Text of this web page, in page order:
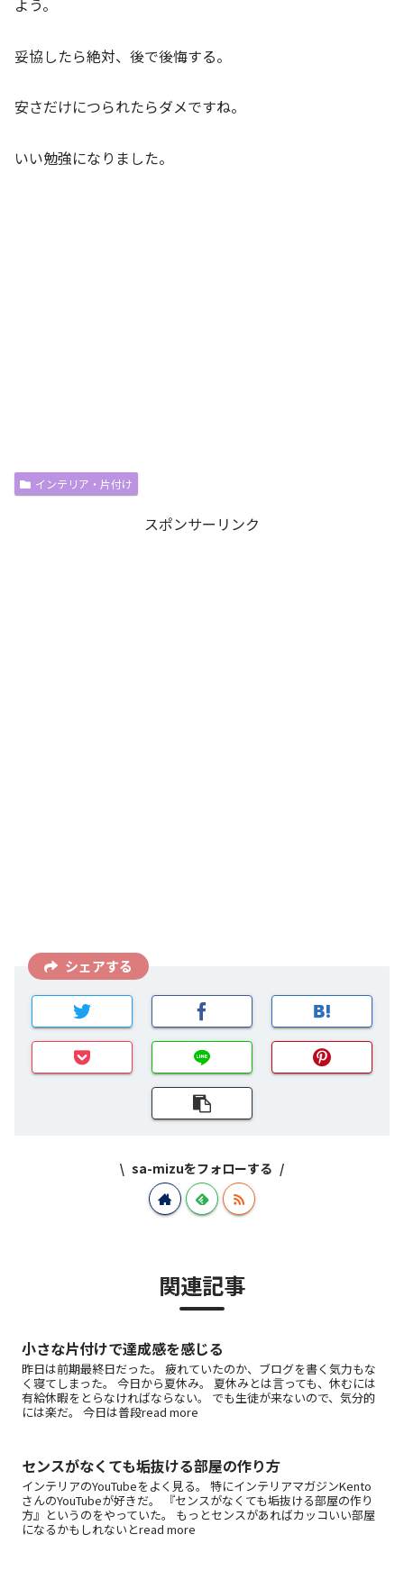
妥協したら絶対、後で後悔する。
安さだけにつられたらダメですね。
いい勉強になりました。
インテリア・片付け
スポンサーリンク
シェアする
sa-mizuをフォローする
関連記事
小さな片付けで達成感を感じる
昨日は前期最終日だった。 疲れていたのか、ブログを書く気力もな
く寝てしまった。 今日から夏休み。 夏休みとは言っても、休むには
有給休暇をとらなければならない。 でも生徒が来ないので、気分的
には楽だ。 今日は普段read more
センスがなくても垢抜ける部屋の作り方
インテリアのYouTubeをよく見る。 特にインテリアマガジンKento
さんのYouTubeが好きだ。 『センスがなくても垢抜ける部屋の作り
方』というのをやっていた。 もっとセンスがあればカッコいい部屋
になるかもしれないとread more